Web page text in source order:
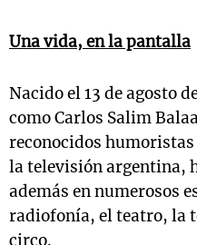
Una vida, en la pantalla
Nacido el 13 de agosto
como Carlos Salim
reconocidos
la televisión argentina,
además en numerosos
radiofonía, el teatro, la
circo.